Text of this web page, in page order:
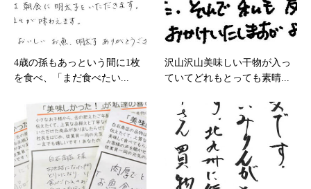
4歳の孫もあっという間に1枚
を食べ、「まだ食べたい...
沢山沢山美味しい干物が入っ
ていてどれもとっても素晴...